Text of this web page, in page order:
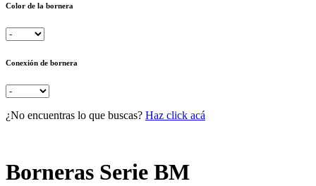
Color de la bornera
Conexión de bornera
¿No encuentras lo que buscas? Haz click acá
Borneras Serie BM